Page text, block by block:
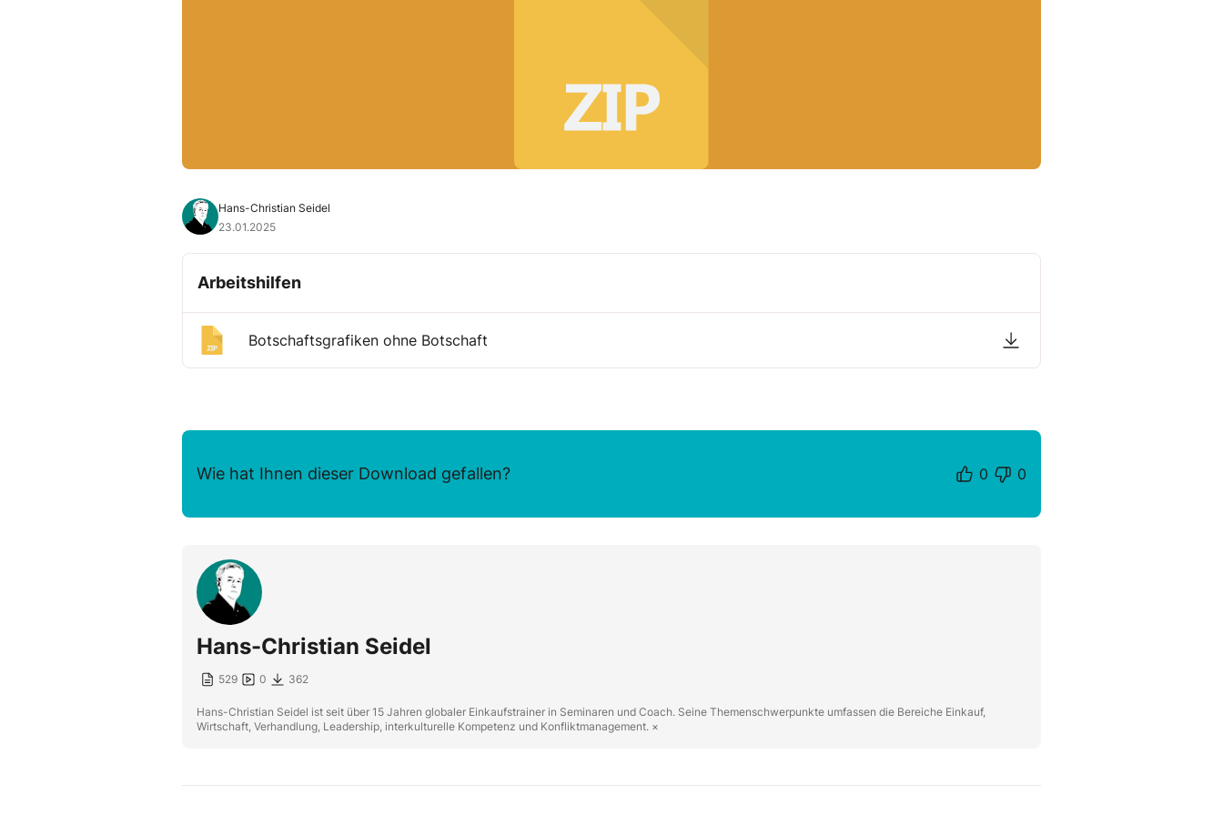
Hans-Christian Seidel
23.01.2025
Arbeitshilfen
Botschaftsgrafiken ohne Botschaft
Wie hat Ihnen dieser Download gefallen? 0 0
Hans-Christian Seidel
529 0 362
Hans-Christian Seidel ist seit über 15 Jahren globaler Einkaufstrainer in Seminaren und Coach. Seine Themenschwerpunkte umfassen die Bereiche Einkauf,
Wirtschaft, Verhandlung, Leadership, interkulturelle Kompetenz und Konfliktmanagement. ×